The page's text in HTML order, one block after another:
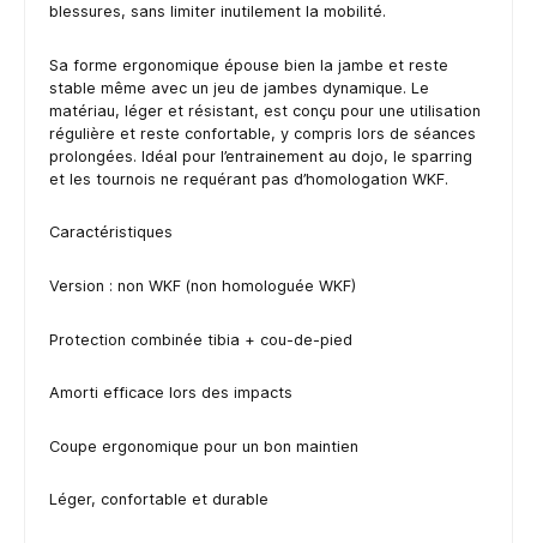
blessures, sans limiter inutilement la mobilité.
Sa forme ergonomique épouse bien la jambe et reste
stable même avec un jeu de jambes dynamique. Le
matériau, léger et résistant, est conçu pour une utilisation
régulière et reste confortable, y compris lors de séances
prolongées. Idéal pour l’entrainement au dojo, le sparring
et les tournois ne requérant pas d’homologation WKF.
Caractéristiques
Version : non WKF (non homologuée WKF)
Protection combinée tibia + cou-de-pied
Amorti efficace lors des impacts
Coupe ergonomique pour un bon maintien
Léger, confortable et durable